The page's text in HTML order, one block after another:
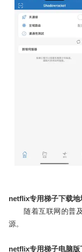
netflix专用梯子下载地
随着互联网的普及
源。
netflix专用梯子电脑版